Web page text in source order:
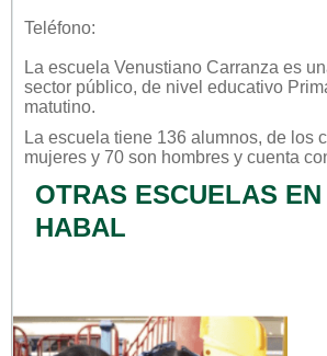
Teléfono:
La escuela Venustiano Carranza es
sector público, de nivel educativo
matutino.
La escuela tiene 136 alumnos, de los
mujeres y 70 son hombres y cuenta
OTRAS ESCUELAS
HABAL